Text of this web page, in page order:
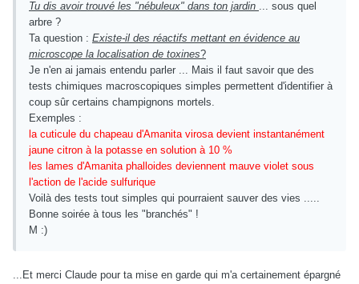
Tu dis avoir trouvé les "nébuleux" dans ton jardin ... sous quel
arbre ?
Ta question : Existe-il des réactifs mettant en évidence au
microscope la localisation de toxines?
Je n'en ai jamais entendu parler ... Mais il faut savoir que des
tests chimiques macroscopiques simples permettent d'identifier à
coup sûr certains champignons mortels.
Exemples :
la cuticule du chapeau d'Amanita virosa devient instantanément
jaune citron à la potasse en solution à 10 %
les lames d'Amanita phalloides deviennent mauve violet sous
l'action de l'acide sulfurique
Voilà des tests tout simples qui pourraient sauver des vies .....
Bonne soirée à tous les "branchés" !
M :)
...Et merci Claude pour ta mise en garde qui m'a certainement épargné